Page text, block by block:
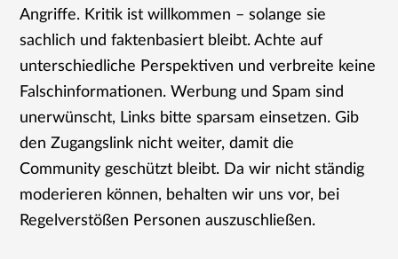
Angriffe. Kritik ist willkommen – solange sie
sachlich und faktenbasiert bleibt. Achte auf
unterschiedliche Perspektiven und verbreite keine
Falschinformationen. Werbung und Spam sind
unerwünscht, Links bitte sparsam einsetzen. Gib
den Zugangslink nicht weiter, damit die
Community geschützt bleibt. Da wir nicht ständig
moderieren können, behalten wir uns vor, bei
Regelverstößen Personen auszuschließen.